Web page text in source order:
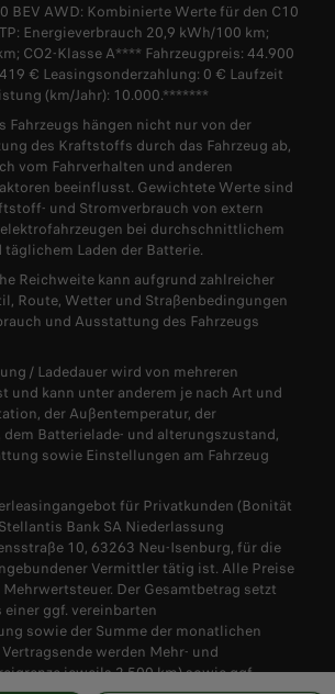
BEV AWD: Kombinierte Werte für den C10
Energieverbrauch 20,9 kWh/100 km;
CO2-Klasse A**** Fahrzeugpreis: 44.900
€ Leasingsonderzahlung: 0 € Laufzeit
(km/Jahr): 10.000.*******
Fahrzeugs hängen nicht nur von der
des Kraftstoffs durch das Fahrzeug ab,
vom Fahrverhalten und anderen
beeinflusst. Gewichtete Werte sind
und Stromverbrauch von extern
bei durchschnittlichem
Laden der Batterie.
Reichweite kann aufgrund zahlreicher
Route, Wetter und Straßenbedingungen
und Ausstattung des Fahrzeugs
/ Ladedauer wird von mehreren
und kann unter anderem je nach Art und
der Außentemperatur, der
Batterielade- und alterungszustand,
sowie Einstellungen am Fahrzeug
für Privatkunden (Bonität
Bank SA Niederlassung
10, 63263 Neu-Isenburg, für die
Vermittler tätig ist. Alle Preise
Der Gesamtbetrag setzt
einer ggf. vereinbarten
sowie der Summe der monatlichen
werden Mehr- und
jeweils 2.500 km) sowie ggf.